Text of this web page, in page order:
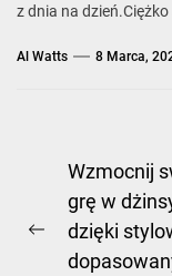
z dnia na
Al Watts 8 Marca,
Nawigacja
wpisu
Previous
Wzmocnij
grę w
dzięki